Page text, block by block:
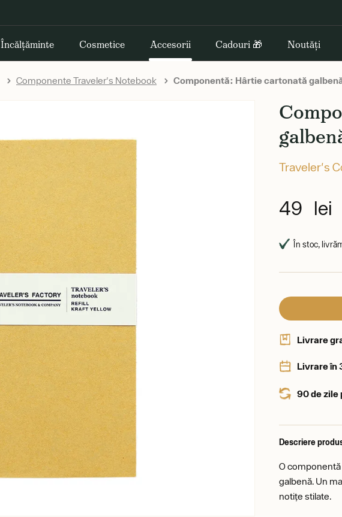
Încălțăminte Cosmetice Accesorii Cadouri 🎁 Noutăți
Componente Traveler's Notebook Componentă: Hârtie cartonată
Traveler's
49 lei
În stoc,
Livrare
Livrare în
90 de zile
Descriere
O
galbenă. Un
notițe stilate.